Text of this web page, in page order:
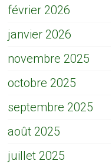
février 2026
janvier 2026
novembre 2025
octobre 2025
septembre 2025
août 2025
juillet 2025